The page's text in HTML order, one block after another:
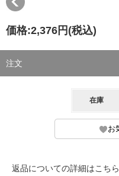
価格:2,376円 (税込)
注文
在庫
返品についての詳細はこちら